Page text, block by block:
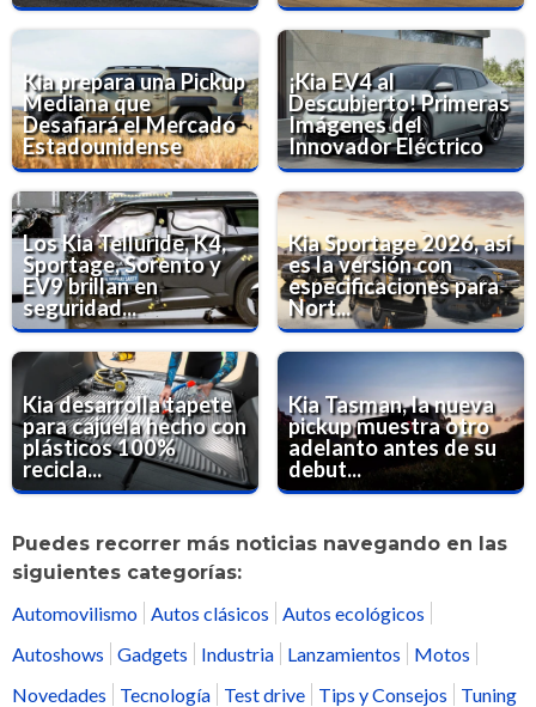
Kia prepara una Pickup
Mediana que
Desafiará el Mercado
Estadounidense
¡Kia EV4 al
Descubierto! Primeras
Imágenes del
Innovador Eléctrico
Los Kia Telluride, K4,
Sportage, Sorento y
EV9 brillan en
seguridad...
Kia Sportage 2026, así
es la versión con
especificaciones para
Nort...
Kia desarrolla tapete
para cajuela hecho con
plásticos 100%
recicla...
Kia Tasman, la nueva
pickup muestra otro
adelanto antes de su
debut...
Puedes recorrer más noticias navegando en las
siguientes categorías:
Automovilismo
Autos clásicos
Autos ecológicos
Autoshows
Gadgets Industria Lanzamientos
Motos
Novedades
Tecnología Test drive Tips y Consejos Tuning